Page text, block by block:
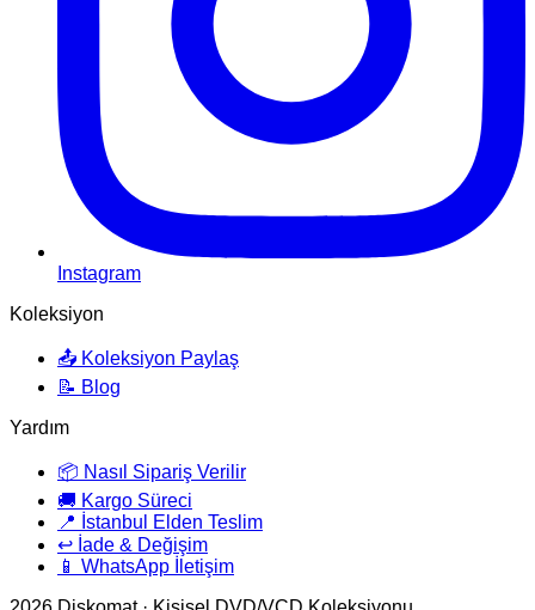
Instagram
Koleksiyon
📤 Koleksiyon Paylaş
📝 Blog
Yardım
📦 Nasıl Sipariş Verilir
🚚 Kargo Süreci
📍 İstanbul Elden Teslim
↩️ İade & Değişim
📱 WhatsApp İletişim